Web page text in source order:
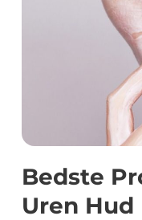
Bedste
Uren Hud